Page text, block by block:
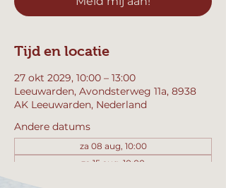
Tijd en locatie
27 okt 2029, 10:00 – 13:00
Leeuwarden, Avondsterweg 11a, 8938
AK Leeuwarden, Nederland
Andere datums
za 08 aug, 10:00
za 15 aug, 10:00